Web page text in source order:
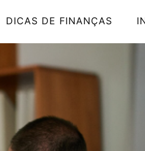
DICAS DE FINANÇAS